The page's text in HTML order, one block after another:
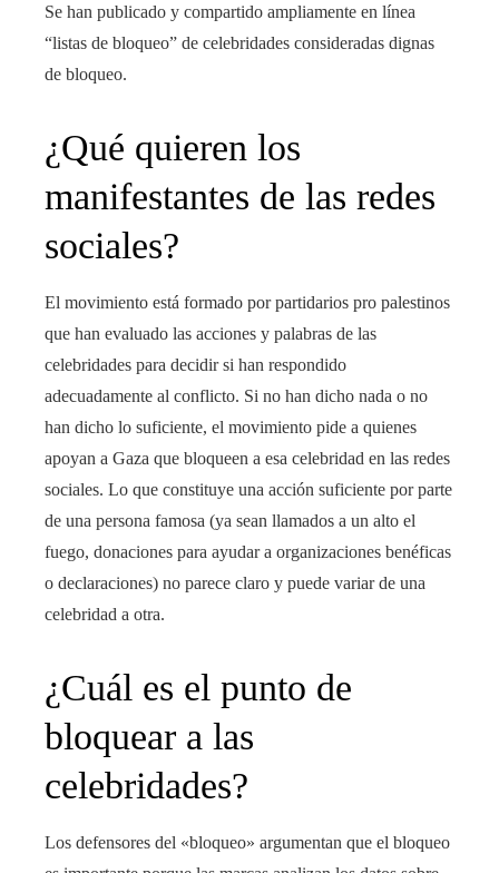
Se han publicado y compartido ampliamente en línea
“listas de bloqueo” de celebridades consideradas dignas
de bloqueo.
¿Qué quieren los
manifestantes de las redes
sociales?
El movimiento está formado por partidarios pro palestinos
que han evaluado las acciones y palabras de las
celebridades para decidir si han respondido
adecuadamente al conflicto. Si no han dicho nada o no
han dicho lo suficiente, el movimiento pide a quienes
apoyan a Gaza que bloqueen a esa celebridad en las redes
sociales. Lo que constituye una acción suficiente por parte
de una persona famosa (ya sean llamados a un alto el
fuego, donaciones para ayudar a organizaciones benéficas
o declaraciones) no parece claro y puede variar de una
celebridad a otra.
¿Cuál es el punto de
bloquear a las
celebridades?
Los defensores del «bloqueo» argumentan que el bloqueo